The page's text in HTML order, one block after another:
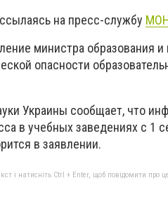
на пресс-службу
министра образования
опасности
Украины сообщает, что
в учебных заведениях с 1
в заявлении.
і натисніть Ctrl + Enter, щоб повідомити про